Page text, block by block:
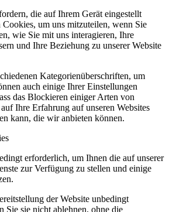
die auf Ihrem Gerät eingestellt
um uns mitzuteilen, wenn Sie
wie Sie mit uns interagieren, Ihre
und Ihre Beziehung zu unserer Website
Kategorienüberschriften, um
auch einige Ihrer Einstellungen
das Blockieren einiger Arten von
Ihre Erfahrung auf unseren Websites
kann, die wir anbieten können.
erforderlich, um Ihnen die auf unserer
zur Verfügung zu stellen und einige
der Website unbedingt
Sie sie nicht ablehnen, ohne die